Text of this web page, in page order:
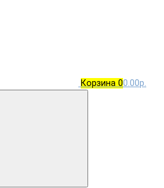
Корзина 00.00р.